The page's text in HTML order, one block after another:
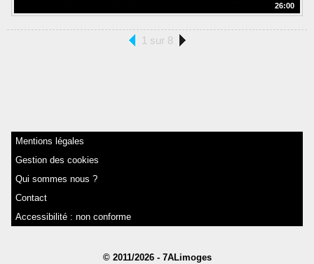
26:00
1 sur 8
Mentions légales
Gestion des cookies
Qui sommes nous ?
Contact
Accessibilité : non conforme
© 2011/2026 - 7ALimoges